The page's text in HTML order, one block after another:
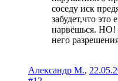
соседу иск
забудет,что это
нарвёшься. НО!
него
Александр М.,